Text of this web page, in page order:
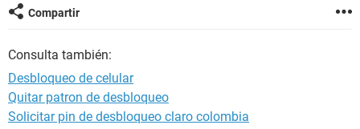
Compartir
Consulta también:
Desbloqueo de celular
Quitar patron de desbloqueo
Solicitar pin de desbloqueo claro colombia